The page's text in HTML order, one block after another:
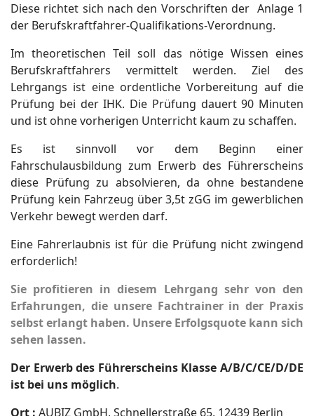
Diese richtet sich nach den Vorschriften der Anlage 1
der Berufskraftfahrer-Qualifikations-Verordnung.
Im theoretischen Teil soll das nötige Wissen eines
Berufskraftfahrers vermittelt werden. Ziel des
Lehrgangs ist eine ordentliche Vorbereitung auf die
Prüfung bei der IHK. Die Prüfung dauert 90 Minuten
und ist ohne vorherigen Unterricht kaum zu schaffen.
Es ist sinnvoll vor dem Beginn einer
Fahrschulausbildung zum Erwerb des Führerscheins
diese Prüfung zu absolvieren, da ohne bestandene
Prüfung kein Fahrzeug über 3,5t zGG im gewerblichen
Verkehr bewegt werden darf.
Eine Fahrerlaubnis ist für die Prüfung nicht zwingend
erforderlich!
Sie profitieren in diesem Lehrgang sehr von den
Erfahrungen, die unsere Fachtrainer in der Praxis
selbst erlangt haben. Unsere Erfolgsquote kann sich
sehen lassen.
Der Erwerb des Führerscheins Klasse A/B/C/CE/D/DE
ist bei uns möglich.
Ort : AUBIZ GmbH, Schnellerstraße 65, 12439 Berlin